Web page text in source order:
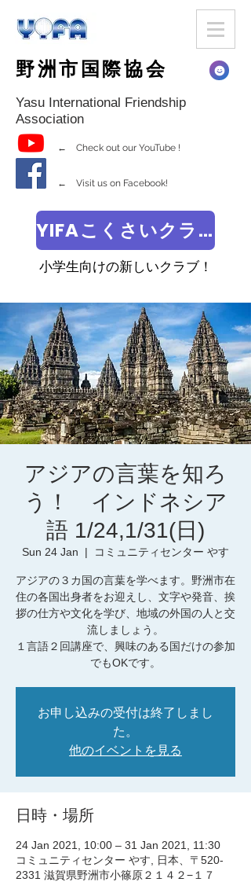
野洲市国際協会
Yasu International Friendship
Association
← Check out our YouTube !
← Visit us on Facebook!
YIFAこくさいクラブ
小学生向けの新しいクラブ！
アジアの言葉を知ろ
う！ インドネシア
語 1/24,1/31(日)
Sun 24 Jan
  |
コミュニティセンター やす
アジアの３カ国の言葉を学べます。野洲市在
住の各国出身者をお迎えし、文字や発音、挨
拶の仕方や文化を学び、地域の外国の人と交
流しましょう。
１言語２回講座で、興味のある国だけの参加
でもOKです。
お申し込みの受付は終了しまし
た。
他のイベントを見る
日時・場所
24 Jan 2021, 10:00 – 31 Jan 2021, 11:30
コミュニティセンター やす, 日本、〒520-
2331 滋賀県野洲市小篠原２１４２−１７